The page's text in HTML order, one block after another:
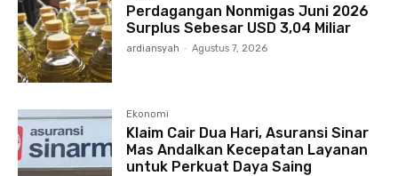
Perdagangan Nonmigas Juni 2026
Surplus Sebesar USD 3,04 Miliar
ardiansyah - Agustus 7, 2026
Ekonomi
Klaim Cair Dua Hari, Asuransi Sinar
Mas Andalkan Kecepatan Layanan
untuk Perkuat Daya Saing